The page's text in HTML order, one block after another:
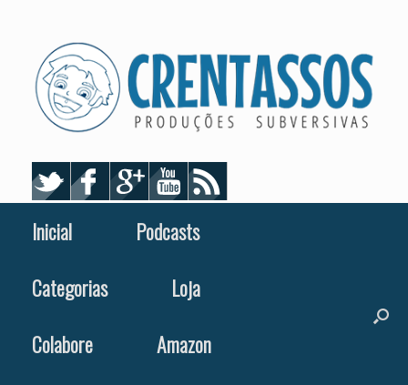
Inicial
Podcasts
Categorias
Loja
Colabore
Amazon